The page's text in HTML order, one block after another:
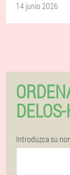
14 junio 2026
Introduzca su